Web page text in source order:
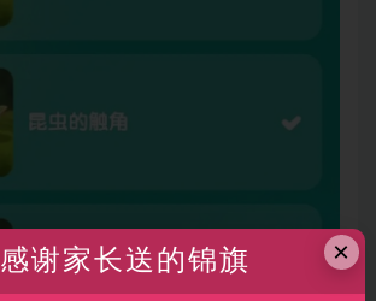
×
感谢家长送的锦旗